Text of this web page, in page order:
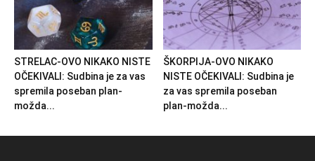
STRELAC-OVO NIKAKO NISTE
OČEKIVALI: Sudbina je za vas
spremila poseban plan-
možda...
ŠKORPIJA-OVO NIKAKO
NISTE OČEKIVALI: Sudbina je
za vas spremila poseban
plan-možda...